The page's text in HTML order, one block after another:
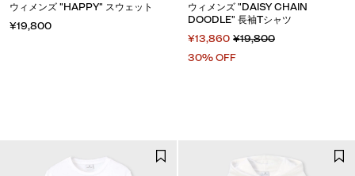
ウィメンズ "HAPPY" スウェット
¥19,800
ウィメンズ "DAISY CHAIN
DOODLE" 長袖Tシャツ
¥13,860 ¥19,800
30% OFF